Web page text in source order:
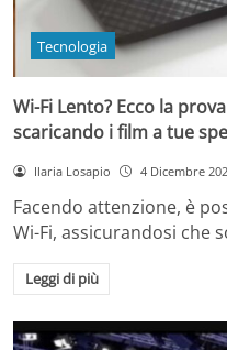
Tecnologia
Wi-Fi Lento? Ecco la
scaricando i film a tue
Ilaria Losapio 4 Dicembre
Facendo attenzione, è
Wi-Fi, assicurandosi che
Leggi di più